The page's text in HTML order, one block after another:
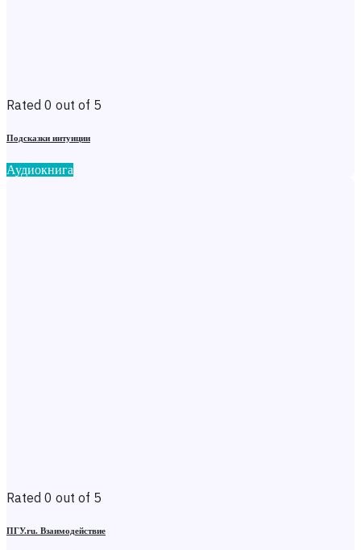
Rated 0 out of 5
Подсказки интуиции
Аудиокнига
Rated 0 out of 5
ПГУ.ru. Взаимодействие